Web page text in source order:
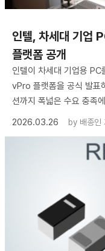
인텔, 차세대 기업
플랫폼 공개
인텔이 차세대 기업용 PC
vPro 플랫폼을 공식 발표
션까지 폭넓은 수요 충족
2026.03.26
by 배종인